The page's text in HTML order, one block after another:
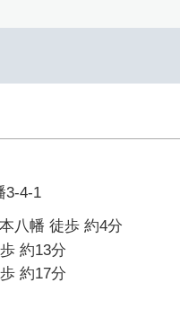
3-4-1
八幡 徒歩 約4分
約13分
約17分